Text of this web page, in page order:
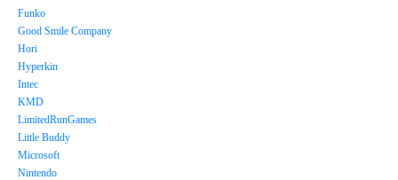
Funko
Good Smile Company
Hori
Hyperkin
Intec
KMD
LimitedRunGames
Little Buddy
Microsoft
Nintendo